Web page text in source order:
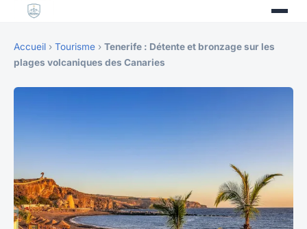
Accueil › Tourisme › Tenerife : Détente et bronzage sur les
plages volcaniques des Canaries